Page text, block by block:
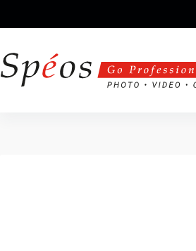
contenido